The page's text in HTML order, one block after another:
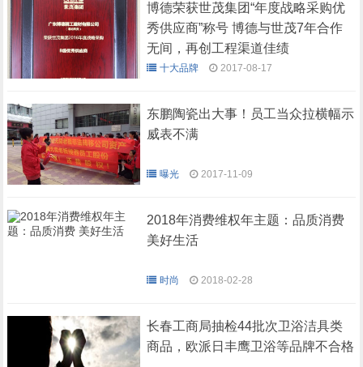
博德荣获世茂集团“年度战略采购优
秀供应商”称号 博德与世茂7年合作
无间，再创工程渠道佳绩
十大品牌 2017-08-17
东鹏陶瓷出大事！员工当众拉横幅示
威表不满
曝光 2017-11-09
2018年消费维权年主题：品质消费
美好生活
时尚 2018-02-28
长春工商局抽检44批次卫浴洁具类
商品，欧派日丰鹰卫浴等品牌不合格